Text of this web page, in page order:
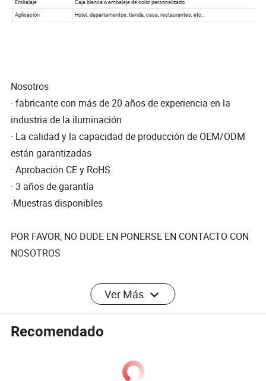
Nosotros
· fabricante con más de 20 años de experiencia en la
industria de la iluminación
· La calidad y la capacidad de producción de OEM/ODM
están garantizadas
· Aprobación CE y RoHS
· 3 años de garantía
·Muestras disponibles
POR FAVOR, NO DUDE EN PONERSE EN CONTACTO CON
NOSOTROS
Ver Más
Recomendado